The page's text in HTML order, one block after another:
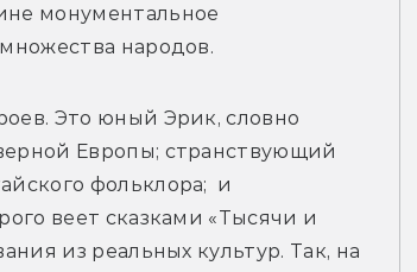
монументальное
народов.
Это юный Эрик, словно
Европы; странствующий
фольклора;  и
веет сказками «Тысячи и
из реальных культур. Так, на